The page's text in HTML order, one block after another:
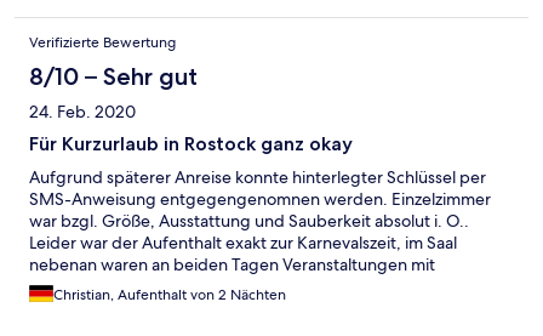
Variationen und Shopping Kanäle!
Verifizierte Bewertung
8/10 – Sehr gut
24. Feb. 2020
Für Kurzurlaub in Rostock ganz okay
Aufgrund späterer Anreise konnte hinterlegter Schlüssel per
SMS-Anweisung entgegengenomnen werden. Einzelzimmer
war bzgl. Größe, Ausstattung und Sauberkeit absolut i. O..
Leider war der Aufenthalt exakt zur Karnevalszeit, im Saal
nebenan waren an beiden Tagen Veranstaltungen mit
entsprechendem Lautstärkepegel und bis spät in die Nacht
(Sa.), was für die Nachtruhe nicht ganz so förderlich war. Das
Christian, Aufenthalt von 2 Nächten